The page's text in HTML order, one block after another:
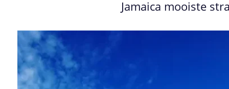
Jamaica mooiste